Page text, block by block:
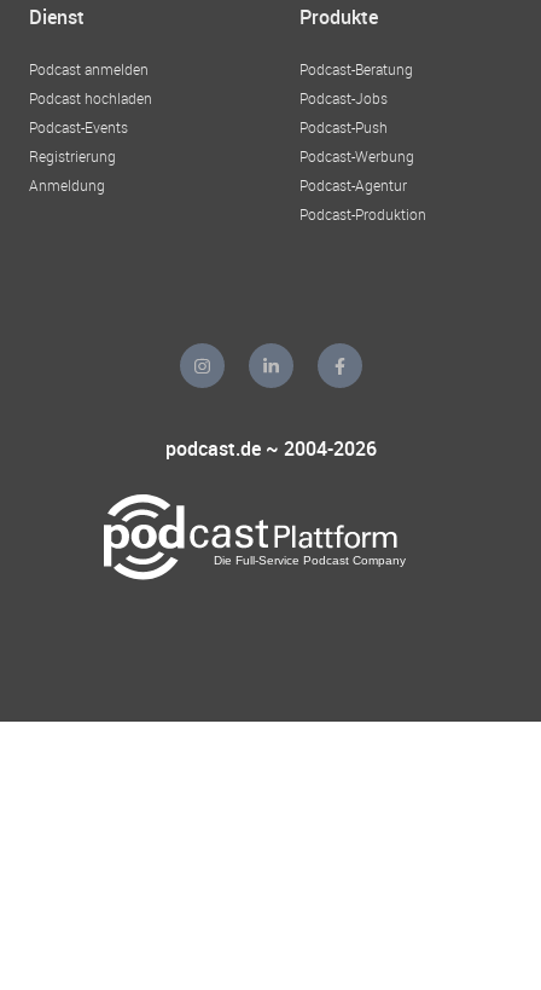
Dienst
Podcast anmelden
Podcast hochladen
Podcast-Events
Registrierung
Anmeldung
Produkte
Podcast-Beratung
Podcast-Jobs
Podcast-Push
Podcast-Werbung
Podcast-Agentur
Podcast-Produktion
podcast.de ~ 2004-2026